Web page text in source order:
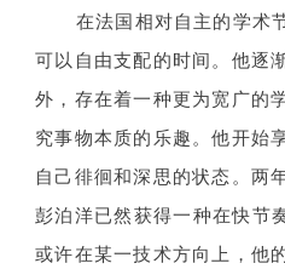
在法国相对自主的学术
可以自由支配的时间。他逐
外，存在着一种更为宽广的
究事物本质的乐趣。他开始
自己徘徊和深思的状态。两
彭泊洋已然获得一种在快节
或许在某一技术方向上，他